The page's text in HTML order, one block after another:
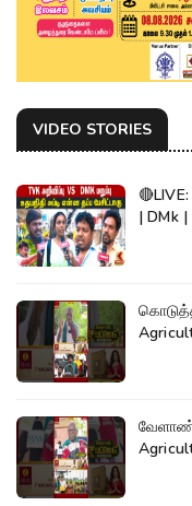
VIDEO STORIES
| DMk
வேளாண்